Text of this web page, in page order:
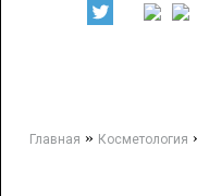
Главная » Косметология